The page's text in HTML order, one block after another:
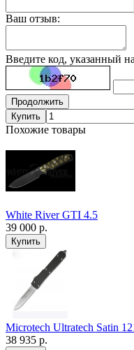
Ваш отзыв:
Введите код, указанный
Продолжить
Купить
Похожие товары
White River GTI 4.5
39 000 р.
Microtech Ultratech Satin
38 935 р.